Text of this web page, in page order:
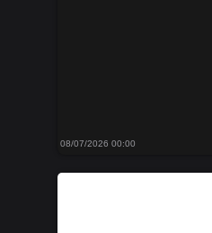
08/07/2026 00:00